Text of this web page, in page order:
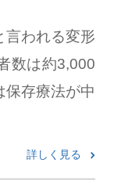
言われる変形
数は約3,000
保存療法が中
詳しく見る